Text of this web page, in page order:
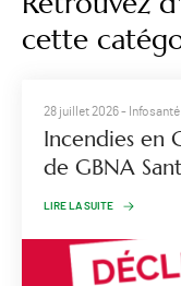
cette
28 juillet 2026- Infosanté
Incendies en
de GBNA
LIRE LA SUITE